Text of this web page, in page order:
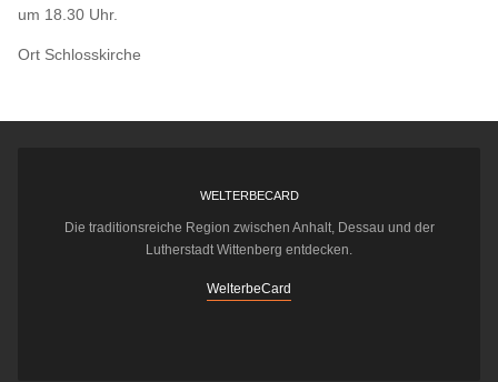
um 18.30 Uhr.
Ort Schlosskirche
WELTERBECARD
Die traditionsreiche Region zwischen Anhalt, Dessau und der
Lutherstadt Wittenberg entdecken.
WelterbeCard